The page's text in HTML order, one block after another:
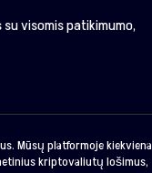
visomis patikimumo,
Mūsų platformoje kiekviena
kriptovaliutų lošimus,